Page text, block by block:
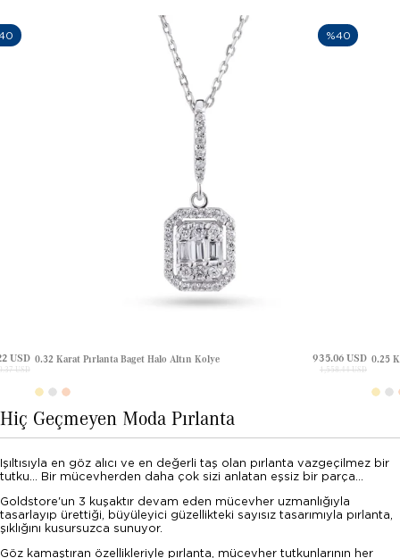
USD
USD
0.32 Karat Pırlanta Baget Halo Altın Kolye 935.06 USD
1,558.44 USD
%40
0.25
Hiç Geçmeyen Moda Pırlanta
Işıltısıyla en göz alıcı ve en değerli taş olan pırlanta vazgeçilmez bir
tutku... Bir mücevherden daha çok sizi anlatan eşsiz bir parça...
Goldstore'un 3 kuşaktır devam eden mücevher uzmanlığıyla
tasarlayıp ürettiği, büyüleyici güzellikteki sayısız tasarımıyla pırlanta,
şıklığını kusursuzca sunuyor.
Göz kamaştıran özellikleriyle pırlanta, mücevher tutkunlarının her